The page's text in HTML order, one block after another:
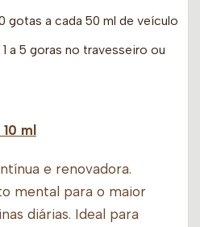
gotas a cada 50 ml de veículo
a 5 goras no travesseiro ou
10 ml
e renovadora.
mental para o maior
diárias. Ideal para